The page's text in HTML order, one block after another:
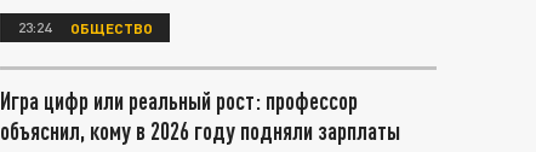
23:24 ОБЩЕСТВО
Игра цифр или реальный рост: профессор
объяснил, кому в 2026 году подняли зарплаты